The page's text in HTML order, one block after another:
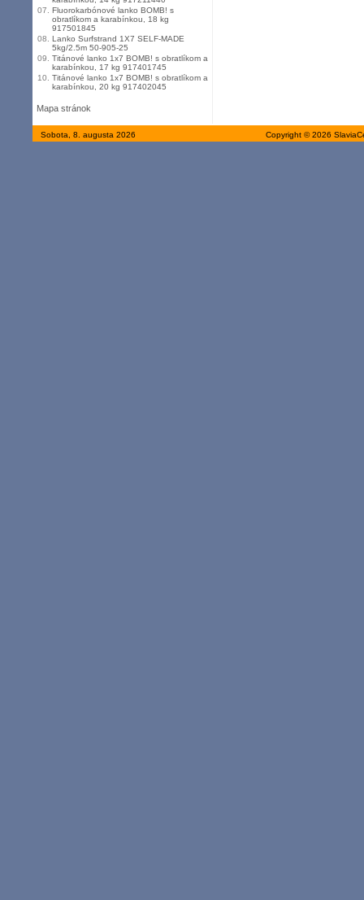
07.
Fluorokarbónové lanko BOMB! s
obratlíkom a karabínkou, 18 kg
917501845
08.
Lanko Surfstrand 1X7 SELF-MADE
5kg/2.5m 50-905-25
09.
Titánové lanko 1x7 BOMB! s obratlíkom a
karabínkou, 17 kg 917401745
10.
Titánové lanko 1x7 BOMB! s obratlíkom a
karabínkou, 20 kg 917402045
Mapa stránok
Sobota, 8. augusta 2026 Copyright © 2026